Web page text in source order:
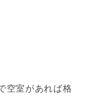
空室があれば格